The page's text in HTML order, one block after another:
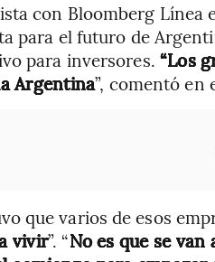
con Bloomberg Línea
para el futuro de
para inversores. “Los
Argentina”, comentó en
que varios de esos
vivir”. “No es que se